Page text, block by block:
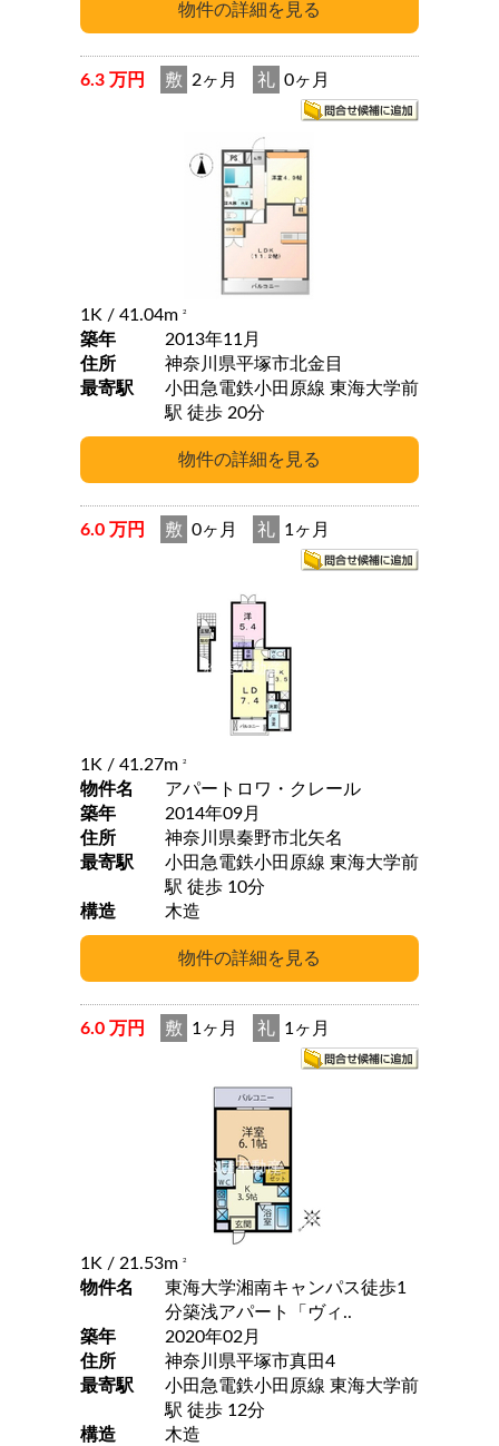
6.3 万円 敷 2ヶ月 礼 0ヶ月
1K / 41.04m 2
築年
2013年11月
住所
神奈川県平塚市北金目
最寄駅
小田急電鉄小田原線 東海大学前
駅 徒歩 20分
6.0 万円 敷 0ヶ月 礼 1ヶ月
1K / 41.27m 2
物件名
アパートロワ・クレール
築年
2014年09月
住所
神奈川県秦野市北矢名
最寄駅
小田急電鉄小田原線 東海大学前
駅 徒歩 10分
構造
木造
6.0 万円 敷 1ヶ月 礼 1ヶ月
1K / 21.53m 2
物件名
東海大学湘南キャンパス徒歩1
分築浅アパート「ヴィ..
築年
2020年02月
住所
神奈川県平塚市真田4
最寄駅
小田急電鉄小田原線 東海大学前
駅 徒歩 12分
構造
木造